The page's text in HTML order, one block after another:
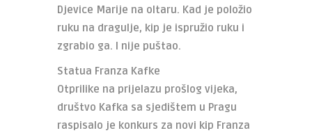
Djevice Marije na oltaru. Kad je položio
ruku na dragulje, kip je ispružio ruku i
zgrabio ga. I nije puštao.
Statua Franza Kafke
Otprilike na prijelazu prošlog vijeka,
društvo Kafka sa sjedištem u Pragu
raspisalo je konkurs za novi kip Franza